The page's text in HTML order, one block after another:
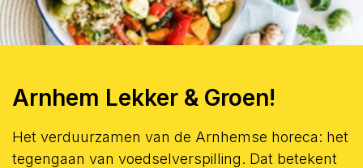
Arnhem Lekker & Groen!
Het verduurzamen van de Arnhemse horeca: het
tegengaan van voedselverspilling. Dat betekent